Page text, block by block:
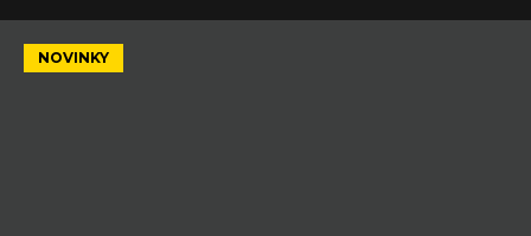
NOVINKY